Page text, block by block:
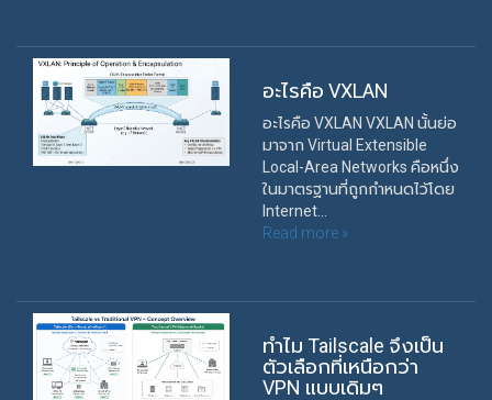
อะไรคือ VXLAN
อะไรคือ VXLAN VXLAN นั้นย่อ
มาจาก Virtual Extensible
Local-Area Networks คือหนึ่ง
ในมาตรฐานที่ถูกกำหนดไว้โดย
Internet...
Read more »
ทำไม Tailscale จึงเป็น
ตัวเลือกที่เหนือกว่า
VPN แบบเดิมๆ